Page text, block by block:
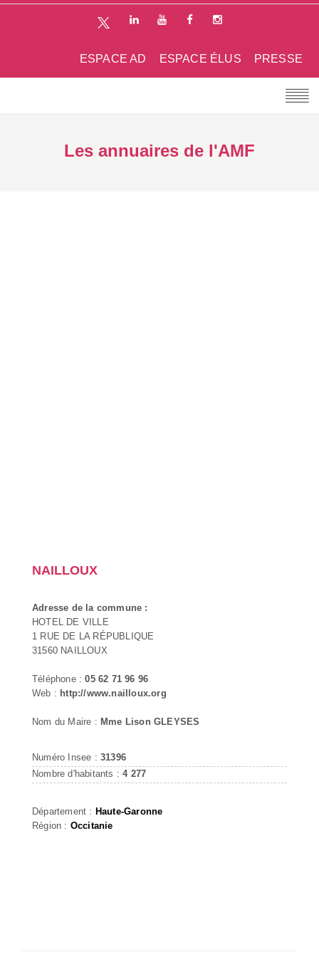
PRESSE
ESPACE ÉLUS
ESPACE AD
Les annuaires de l'AMF
NAILLOUX
Adresse de la commune :
HOTEL DE VILLE
1 RUE DE LA RÉPUBLIQUE
31560 NAILLOUX
Téléphone :05 62 71 96 96
Web : http://www.nailloux.org
Nom du Maire : Mme Lison GLEYSES
Numéro Insee : 31396
Nombre d'habitants :4 277
Département : Haute-Garonne
Région : Occitanie